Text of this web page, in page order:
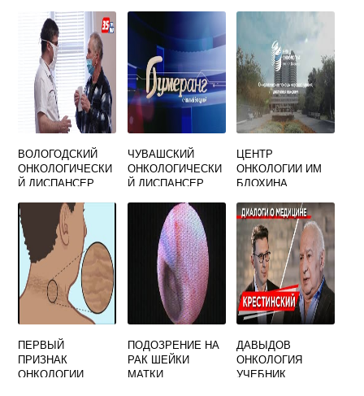
ВОЛОГОДСКИЙ
ОНКОЛОГИЧЕСКИ
Й ДИСПАНСЕР
САЙТ
ЧУВАШСКИЙ
ОНКОЛОГИЧЕСКИ
Й ДИСПАНСЕР
ЦЕНТР
ОНКОЛОГИИ ИМ
БЛОХИНА
ПЕРВЫЙ
ПРИЗНАК
ОНКОЛОГИИ
ПОДОЗРЕНИЕ НА
РАК ШЕЙКИ
МАТКИ
ДАВЫДОВ
ОНКОЛОГИЯ
УЧЕБНИК